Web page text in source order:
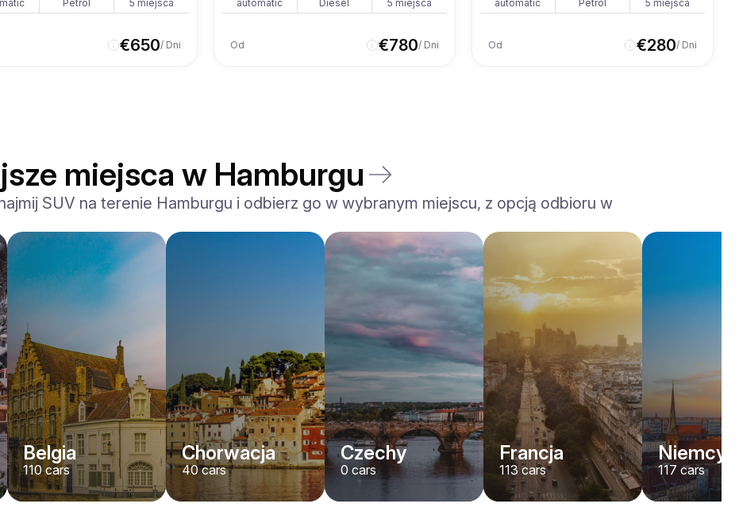
Petrol 5 miejsca
€650/ Dni
automatic Diesel 5 miejsca
Od €780/ Dni
automatic Petrol 5 miejsca
Od €280/ Dni
miejsca w Hamburgu
SUV na terenie Hamburgu i odbierz go w wybranym miejscu, z opcją odbioru w
Belgia
110cars
Chorwacja
40cars
Czechy
0 cars
Francja
113cars
Niemcy
117 cars